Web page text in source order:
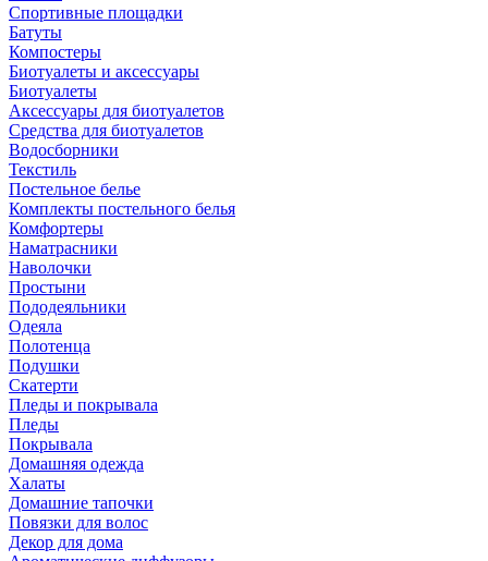
Спортивные площадки
Батуты
Компостеры
Биотуалеты и аксессуары
Биотуалеты
Аксессуары для биотуалетов
Средства для биотуалетов
Водосборники
Текстиль
Постельное белье
Комплекты постельного белья
Комфортеры
Наматрасники
Наволочки
Простыни
Пододеяльники
Одеяла
Полотенца
Подушки
Скатерти
Пледы и покрывала
Пледы
Покрывала
Домашняя одежда
Халаты
Домашние тапочки
Повязки для волос
Декор для дома